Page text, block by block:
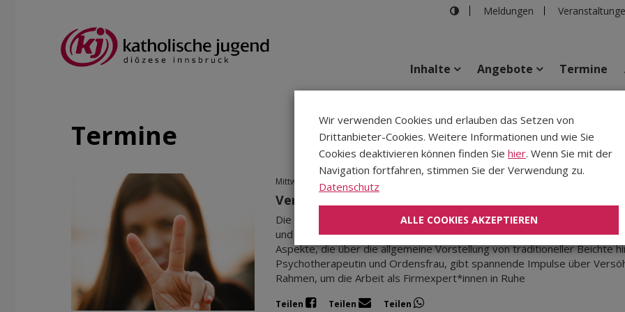
Meldungen
Inhalte Angebote Termine
Termine
Mittwoch, 04.11.2026
Versöhnungsarbeit mit Jugendlichen in der
Die Firmung als Sakrament der Stärkung zu spüren, bedeutet auch,
und mit der Umwelt. Doch kommt Versöhnungsarbeit während der
Aspekte, die über die allgemeine Vorstellung von traditioneller Beichte
Psychotherapeutin und Ordensfrau, gibt spannende Impulse über
Rahmen, um die Arbeit als Firmexpert*innen in Ruhe
Teilen Teilen Teilen
Wir verwenden Cookies und erlauben das Setzen von
Drittanbieter-Cookies. Weitere Informationen und wie Sie
Cookies deaktivieren können finden Sie hier. Wenn Sie mit der
Navigation fortfahren, stimmen Sie der Verwendung zu.
Datenschutz
ALLE COOKIES AKZEPTIEREN